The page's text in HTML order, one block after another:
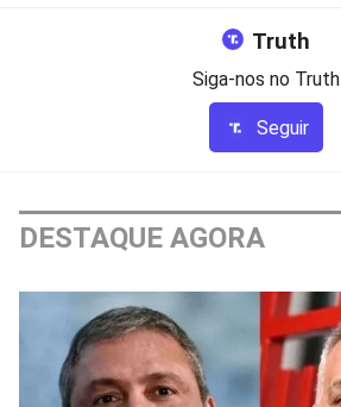
Truth
Siga-nos no Truth
Seguir
DESTAQUE AGORA